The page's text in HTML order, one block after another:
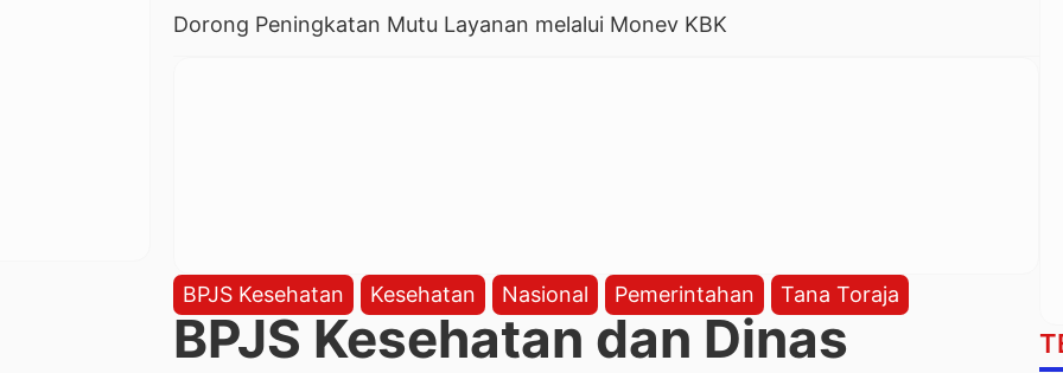
Dorong Peningkatan Mutu Layanan melalui Monev KBK
BPJS Kesehatan Kesehatan Nasional Pemerintahan Tana Toraja
BPJS Kesehatan dan Dinas